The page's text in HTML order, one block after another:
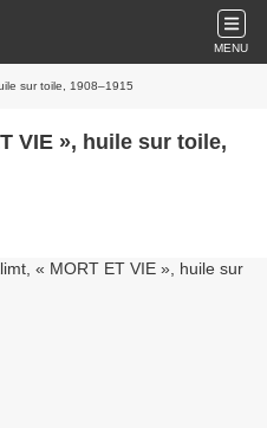
MENU
sur toile, 1908–1915
VIE », huile sur toile,